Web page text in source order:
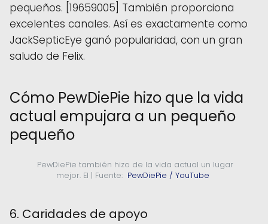
pequeños. [19659005] También proporciona
excelentes canales. Así es exactamente como
JackSepticEye ganó popularidad, con un gran
saludo de Felix.
Cómo PewDiePie hizo que la vida
actual empujara a un pequeño
pequeño
mejor. El | Fuente: PewDiePie / YouTube
6. Caridades de apoyo